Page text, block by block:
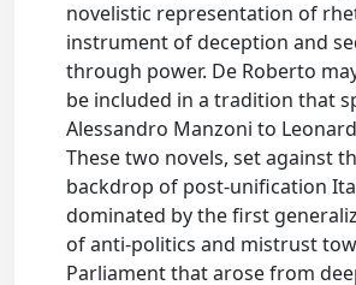
novelistic representation of
instrument of deception and
through power. De Roberto
be included in a tradition that
Alessandro Manzoni to
These two novels, set against
backdrop of post-unification
dominated by the first
of anti-politics and mistrust
Parliament that arose from